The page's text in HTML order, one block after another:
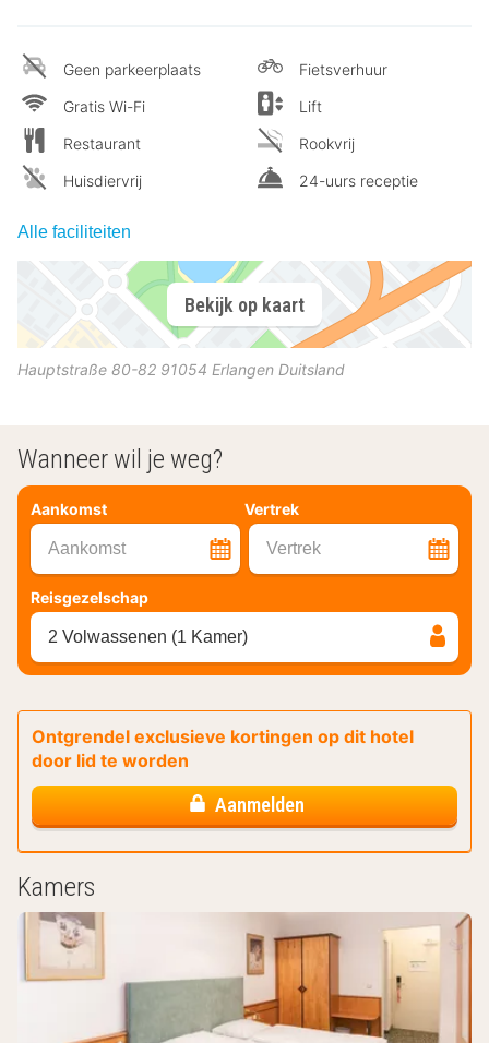
Geen parkeerplaats
Gratis Wi-Fi
Restaurant
Huisdiervrij
Fietsverhuur
Lift
Rookvrij
24-uurs receptie
Alle faciliteiten
Bekijk op kaart
Hauptstraße 80-82 91054 Erlangen Duitsland
Wanneer wil je weg?
Aankomst Vertrek
Aankomst Vertrek
Reisgezelschap
2 Volwassenen (1 Kamer)
Ontgrendel exclusieve kortingen op dit hotel
door lid te worden
Aanmelden
Kamers